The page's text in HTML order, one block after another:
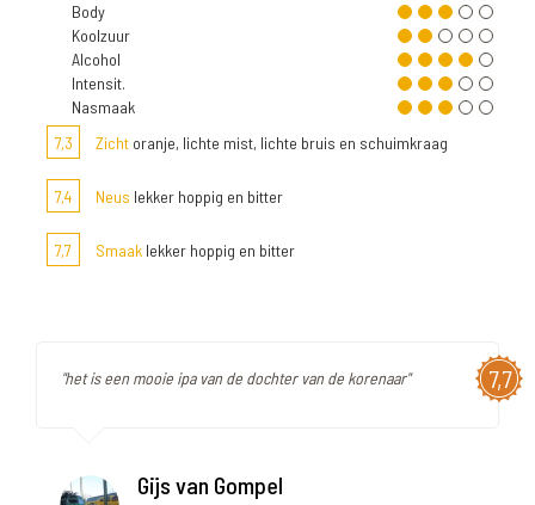
Body
Koolzuur
Alcohol
Intensit.
Nasmaak
7,3
Zicht oranje, lichte mist, lichte bruis en schuimkraag
7,4 Neus lekker hoppig en bitter
7,7 Smaak lekker hoppig en bitter
7,7
"het is een mooie ipa van de dochter van de korenaar"
Gijs van Gompel